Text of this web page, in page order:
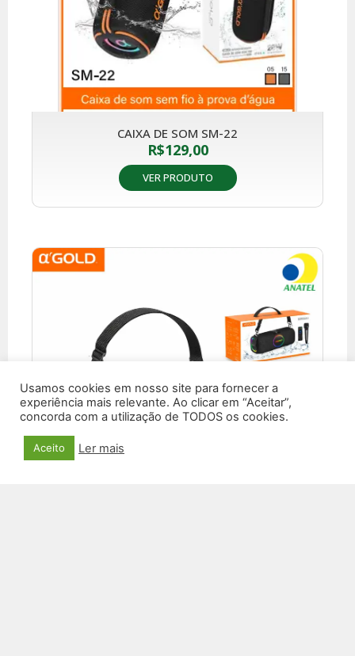
CAIXA DE SOM SM-22
R$129,00
VER PRODUTO
Usamos cookies em nosso site para fornecer a
experiência mais relevante. Ao clicar em “Aceitar”,
concorda com a utilização de TODOS os cookies.
Aceito Ler mais